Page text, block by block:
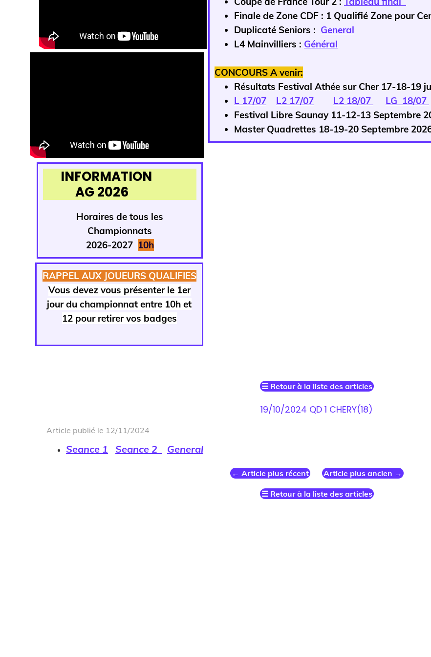
Finale de Zone CDF : 1 Qualifié Zone pour
Duplicaté Seniors : General
L4 Mainvilliers : Général
CONCOURS A venir:
Résultats Festival Athée sur Cher 17-18-19
L 17/07
L2 17/07 L2 18/07 LG 18/07
Festival Libre Saunay 11-12-13 Septembre
Master Quadrettes 18-19-20 Septembre
INFORMATION
AG 2026
Horaires de tous les
Championnats
2026-2027 10h
RAPPEL AUX JOUEURS QUALIFIES
Vous devez vous présenter le 1er
jour du championnat entre 10h et
12 pour retirer vos badges
☰ Retour à la liste des articles
19/10/2024 QD 1 CHERY(18)
Article publié le 12/11/2024
Seance 1 Seance 2 General
← Article plus récent Article plus ancien →
☰ Retour à la liste des articles